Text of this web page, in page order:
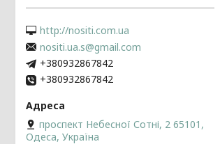
http://nositi.com.ua
nositi.ua.s@gmail.com
+380932867842
+380932867842
проспект Небесної Сотні, 2 65101,
Одеса, Україна